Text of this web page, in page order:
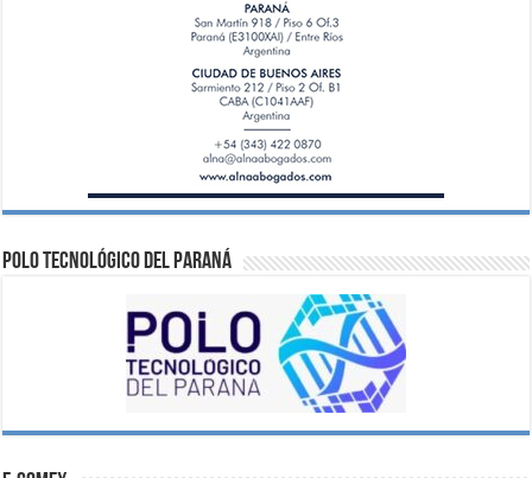
Polo Tecnológico del Paraná